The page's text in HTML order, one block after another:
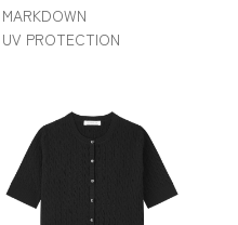
MARKDOWN
UV PROTECTION